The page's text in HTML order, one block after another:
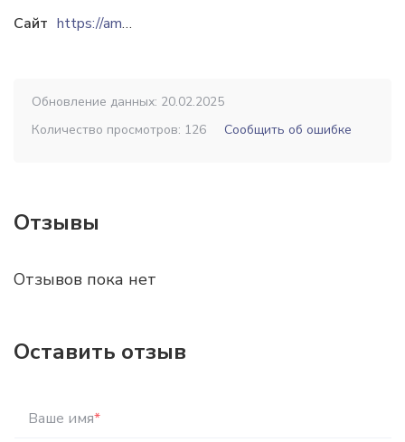
Сайт
https://ambassador-pro.ru
Обновление данных: 20.02.2025
Количество просмотров: 126
Сообщить об ошибке
Отзывы
Отзывов пока нет
Оставить отзыв
Ваше имя*